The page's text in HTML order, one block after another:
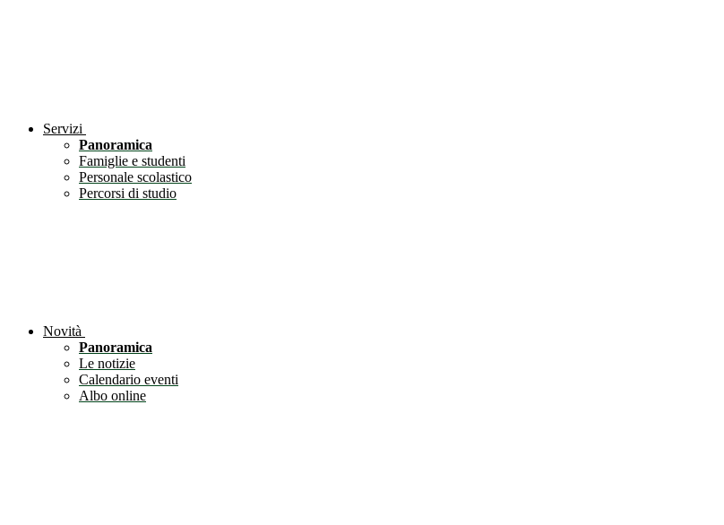
Servizi
Panoramica
Famiglie e studenti
Personale scolastico
Percorsi di studio
Novità
Panoramica
Le notizie
Calendario eventi
Albo online